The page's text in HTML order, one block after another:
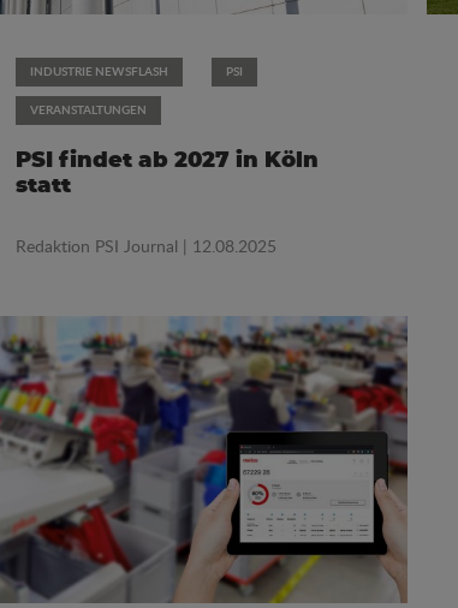
INDUSTRIE NEWSFLASH PSI
VERANSTALTUNGEN
PSI findet ab 2027 in Köln
statt
Redaktion PSI Journal | 12.08.2025